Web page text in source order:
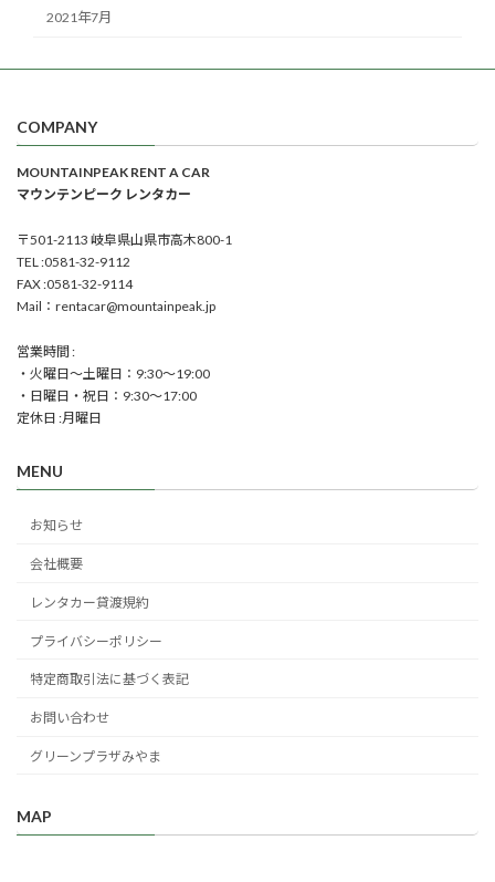
2021年7月
COMPANY
MOUNTAINPEAK RENT A CAR
マウンテンピーク レンタカー
〒501-2113 岐阜県山県市高木800-1
TEL :0581-32-9112
FAX :0581-32-9114
Mail：rentacar@mountainpeak.jp
営業時間 :
・火曜日～土曜日：9:30～19:00
・日曜日・祝日：9:30～17:00
定休日 :月曜日
MENU
お知らせ
会社概要
レンタカー貸渡規約
プライバシーポリシー
特定商取引法に基づく表記
お問い合わせ
グリーンプラザみやま
MAP